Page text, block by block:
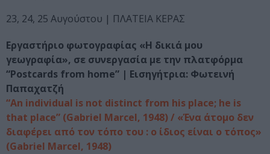
23, 24, 25 Αυγούστου | ΠΛΑΤΕΙΑ ΚΕΡΑΣ
Εργαστήριο φωτογραφίας «Η δικιά μου
γεωγραφία», σε συνεργασία με την πλατφόρμα
“Postcards from home” | Εισηγήτρια: Φωτεινή
Παπαχατζή
“An individual is not distinct from his place; he is
that place” (Gabriel Marcel, 1948) / «Ένα άτομο δεν
διαφέρει από τον τόπο του : o ίδιος είναι ο τόπος»
(Gabriel Marcel, 1948)